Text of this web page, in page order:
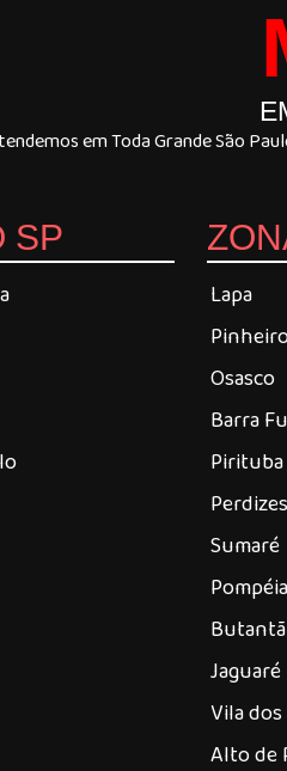
em Toda Grande São
SP
Lapa
Osasco
Barra
Pirituba
Perdizes
Sumaré
Pompéia
Butantã
Jaguaré
Vila
Alto de